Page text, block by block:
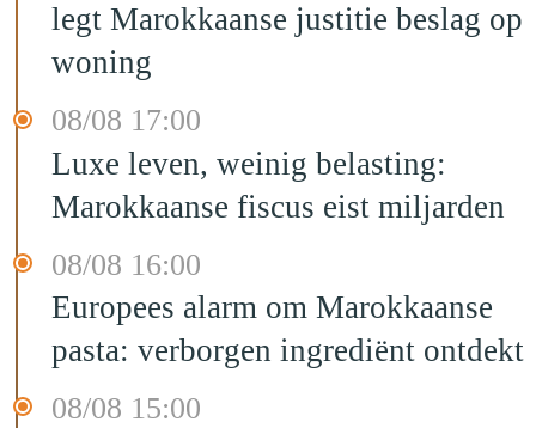
legt Marokkaanse justitie beslag op
woning
08/08 17:00
Luxe leven, weinig belasting:
Marokkaanse fiscus eist miljarden
08/08 16:00
Europees alarm om Marokkaanse
pasta: verborgen ingrediënt ontdekt
08/08 15:00